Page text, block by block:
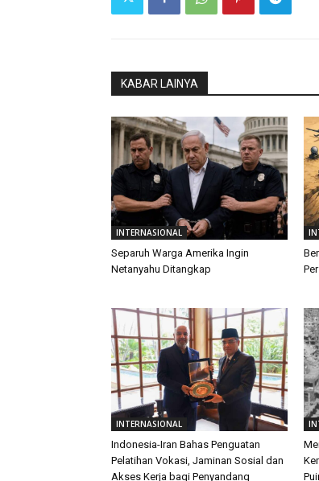
KABAR LAINYA
INTERNASIONAL
Separuh Warga Amerika Ingin
Netanyahu Ditangkap
INTERNASIONAL
Indonesia-Iran Bahas Penguatan
Pelatihan Vokasi, Jaminan Sosial dan
Akses Kerja bagi Penyandang